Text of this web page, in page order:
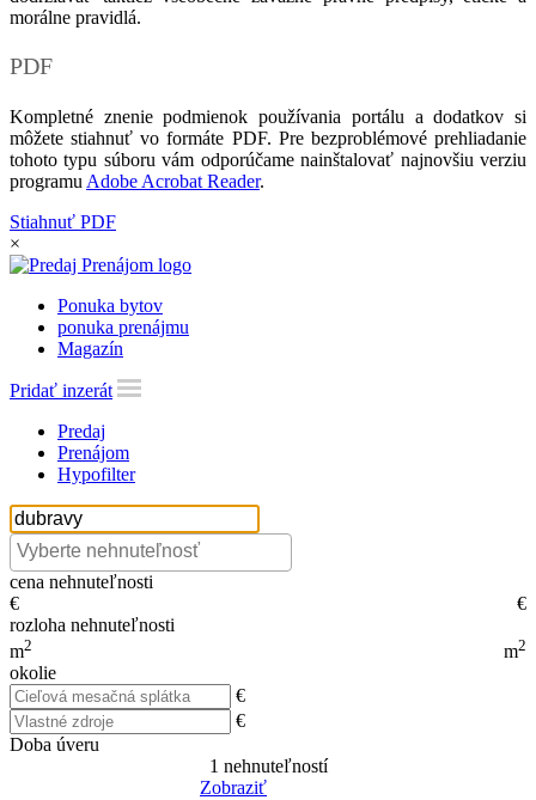
morálne pravidlá.
PDF
Kompletné znenie podmienok používania portálu a dodatkov si
môžete stiahnuť vo formáte PDF. Pre bezproblémové prehliadanie
tohoto typu súboru vám odporúčame nainštalovať najnovšiu verziu
programu Adobe Acrobat Reader.
Stiahnuť PDF
×
Ponuka bytov
ponuka prenájmu
Magazín
Pridať inzerát
Predaj
Prenájom
Hypofilter
cena nehnuteľnosti
€
€
rozloha nehnuteľnosti
m2 m2
okolie
€
€
Doba úveru
1 nehnuteľností
Zobraziť